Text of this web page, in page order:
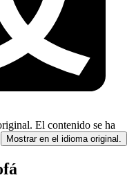
El contenido se ha
Mostrar en el idioma original.